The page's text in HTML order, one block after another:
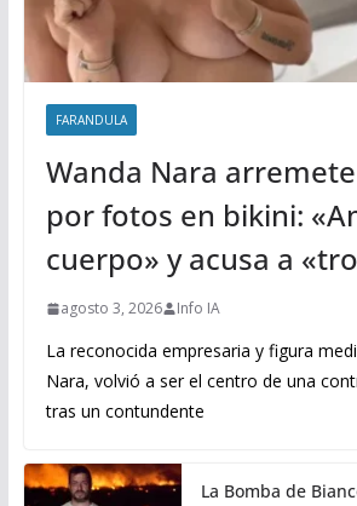
FARANDULA
Wanda Nara
por fotos en bikini:
cuerpo» y acusa a
agosto 3, 2026 Info IA
La reconocida empresaria y figura
Nara, volvió a ser el centro de una
tras un contundente
La Bomba de